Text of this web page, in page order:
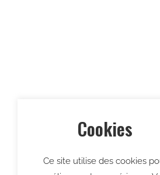
Cookies
Ce site utilise des cookies